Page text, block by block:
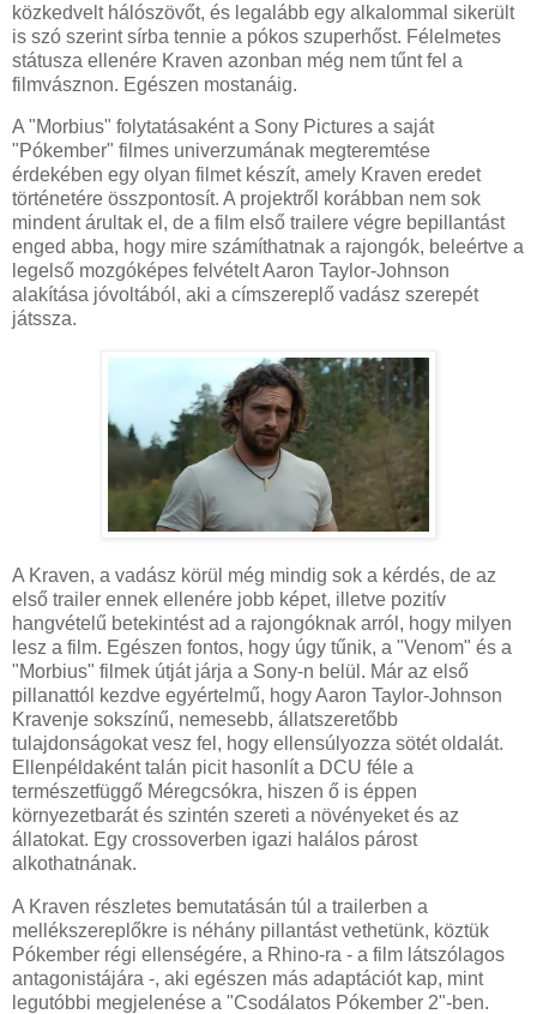
közkedvelt hálószövőt, és legalább egy alkalommal sikerült
is szó szerint sírba tennie a pókos szuperhőst. Félelmetes
státusza ellenére Kraven azonban még nem tűnt fel a
filmvásznon. Egészen mostanáig.
A "Morbius" folytatásaként a Sony Pictures a saját
"Pókember" filmes univerzumának megteremtése
érdekében egy olyan filmet készít, amely Kraven eredet
történetére összpontosít. A projektről korábban nem sok
mindent árultak el, de a film első trailere végre bepillantást
enged abba, hogy mire számíthatnak a rajongók, beleértve a
legelső mozgóképes felvételt Aaron Taylor-Johnson
alakítása jóvoltából, aki a címszereplő vadász szerepét
játssza.
A Kraven, a vadász körül még mindig sok a kérdés, de az
első trailer ennek ellenére jobb képet, illetve pozitív
hangvételű betekintést ad a rajongóknak arról, hogy milyen
lesz a film. Egészen fontos, hogy úgy tűnik, a "Venom" és a
"Morbius" filmek útját járja a Sony-n belül. Már az első
pillanattól kezdve egyértelmű, hogy Aaron Taylor-Johnson
Kravenje sokszínű, nemesebb, állatszeretőbb
tulajdonságokat vesz fel, hogy ellensúlyozza sötét oldalát.
Ellenpéldaként talán picit hasonlít a DCU féle a
természetfüggő Méregcsókra, hiszen ő is éppen
környezetbarát és szintén szereti a növényeket és az
állatokat. Egy crossoverben igazi halálos párost
alkothatnának.
A Kraven részletes bemutatásán túl a trailerben a
mellékszereplőkre is néhány pillantást vethetünk, köztük
Pókember régi ellenségére, a Rhino-ra - a film látszólagos
antagonistájára -, aki egészen más adaptációt kap, mint
legutóbbi megjelenése a "Csodálatos Pókember 2"-ben.